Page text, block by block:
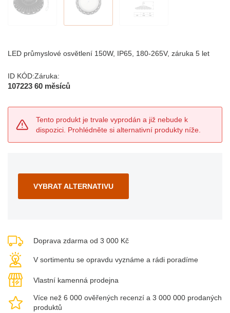
LED průmyslové osvětlení 150W, IP65, 180-265V, záruka 5 let
ID KÓD:
107223
Záruka:
60 měsíců
Tento produkt je trvale vyprodán a již nebude k
dispozici. Prohlédněte si alternativní produkty níže.
VYBRAT ALTERNATIVU
Doprava zdarma od 3 000 Kč
V sortimentu se opravdu vyznáme a rádi poradíme
Vlastní kamenná prodejna
Více než 6 000 ověřených recenzí a 3 000 000 prodaných
produktů